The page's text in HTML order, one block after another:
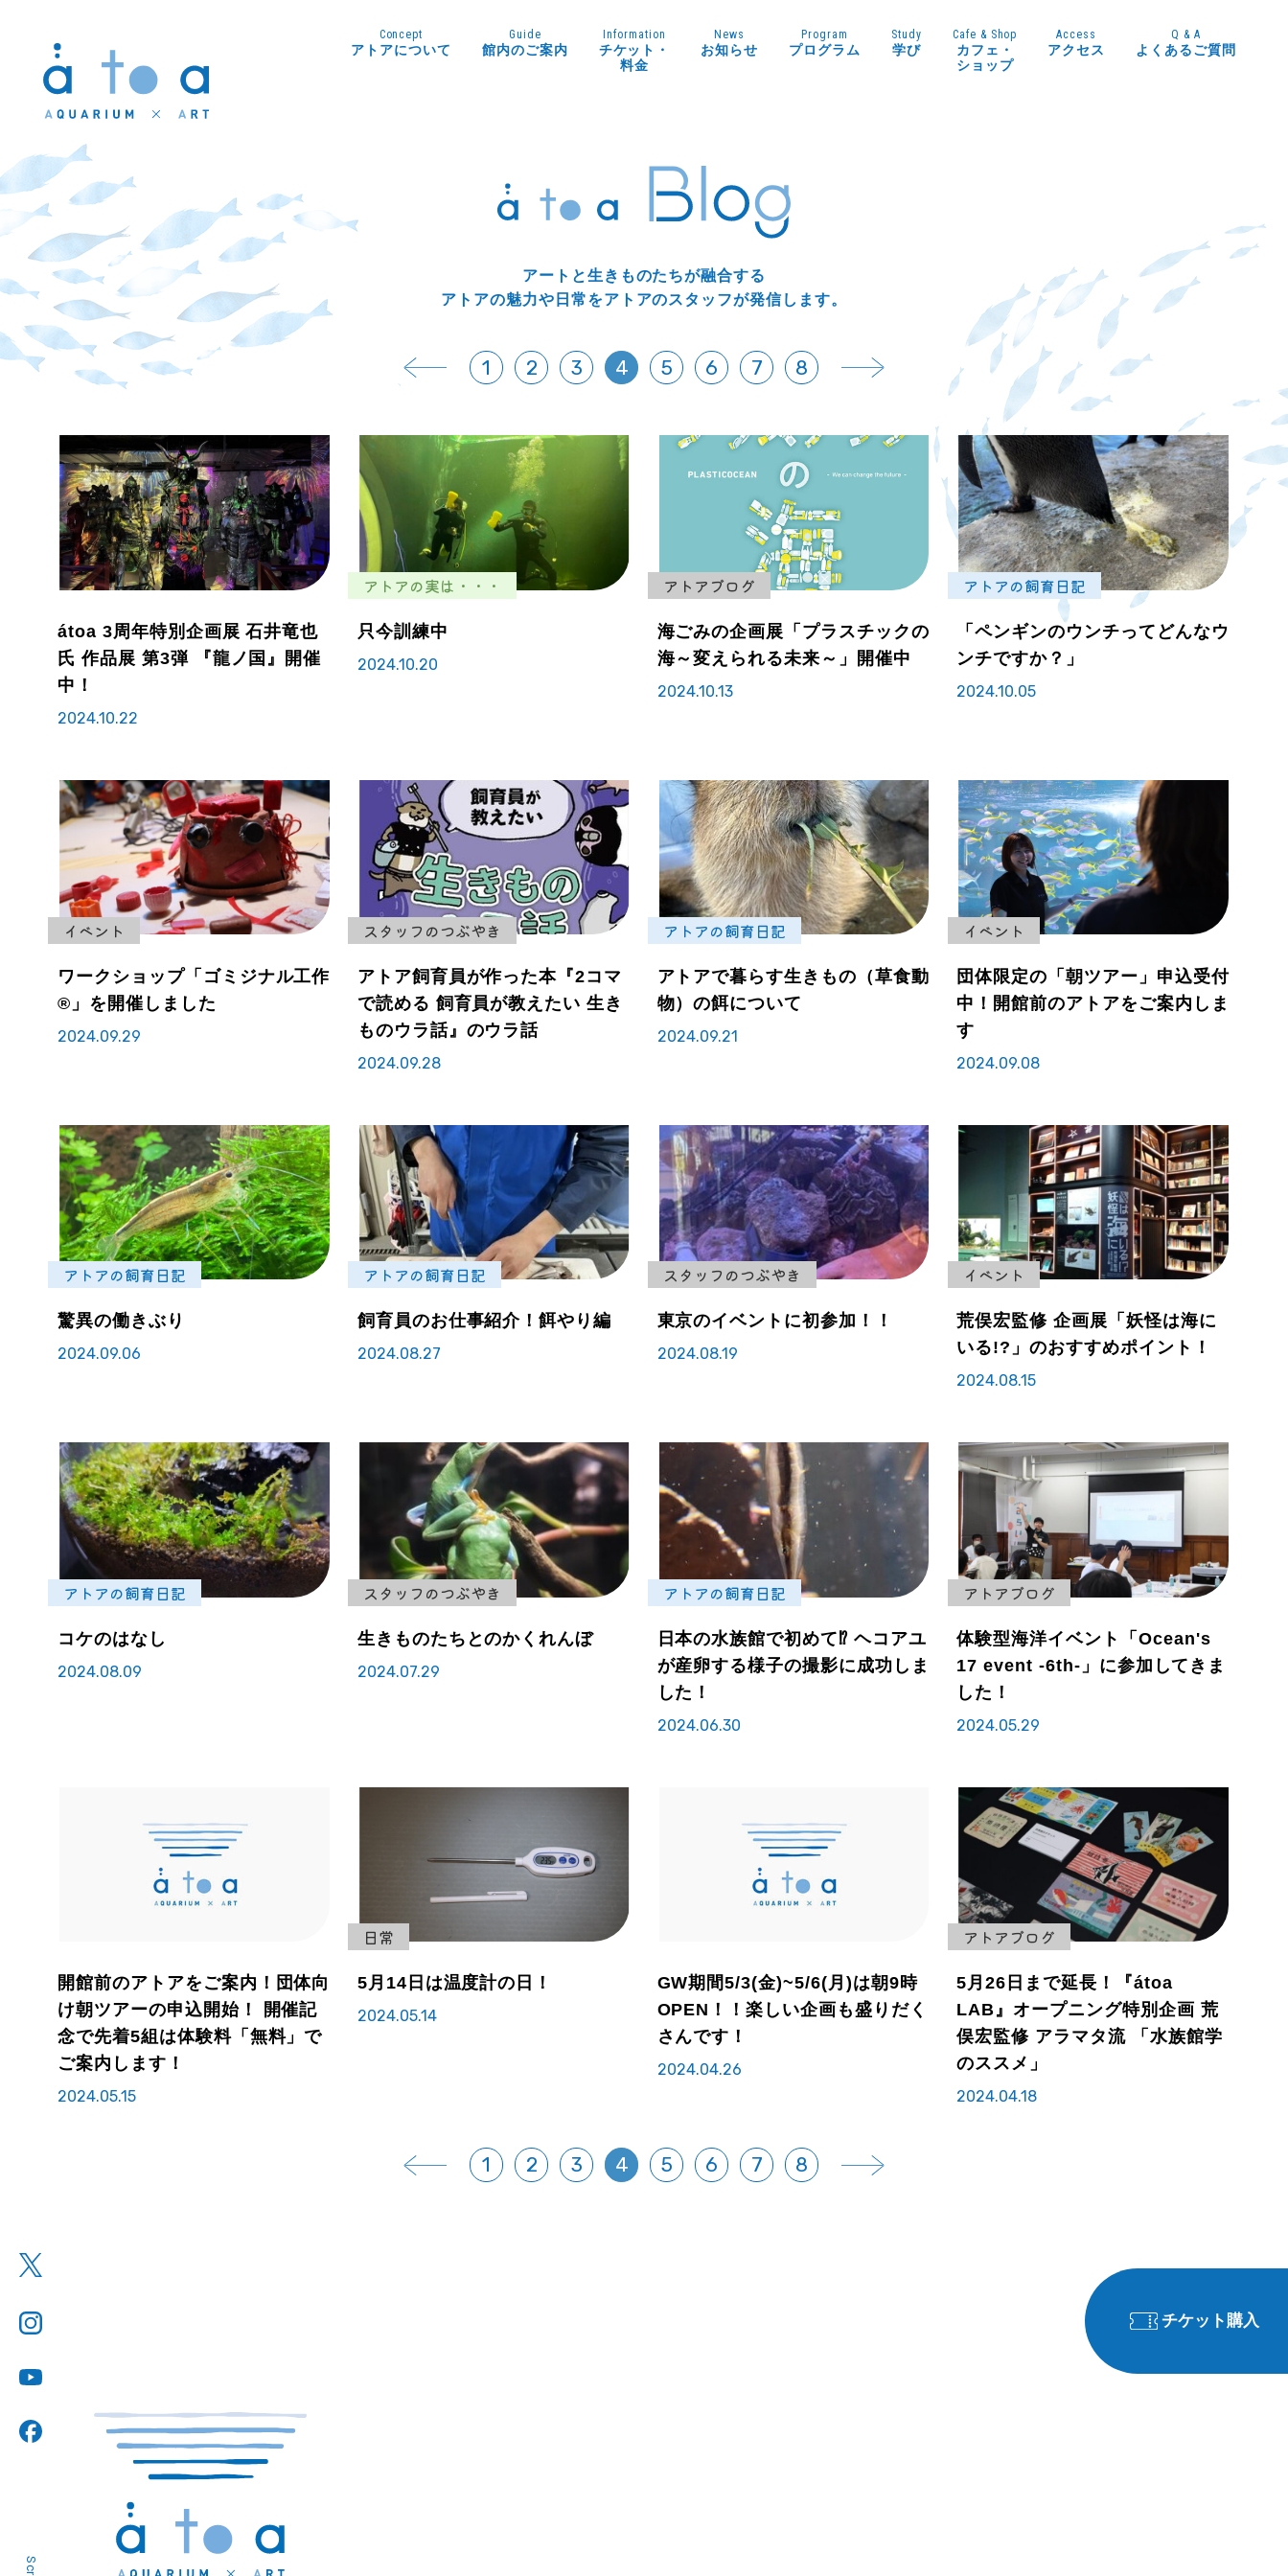
Concept
アトアについて
Guide
館内のご案内
Information
チケット・
料金
News
お知らせ
Program
プログラム
Study
学び
Cafe & Shop
カフェ・
ショップ
Access
アクセス
Q & A
よくあるご質問
アートと生きものたちが融合する
アトアの魅力や日常をアトアのスタッフが発信します。
1 2 3 4 5 6 7 8
átoa 3周年特別企画展 石井竜也
氏 作品展 第3弾 『龍ノ国』開催
中！
2024.10.22
アトアの実は・・・
只今訓練中
2024.10.20
アトアブログ
海ごみの企画展「プラスチックの
海～変えられる未来～」開催中
2024.10.13
アトアの飼育日記
「ペンギンのウンチってどんなウ
ンチですか？」
2024.10.05
イベント
ワークショップ「ゴミジナル工作
®」を開催しました
2024.09.29
スタッフのつぶやき
アトア飼育員が作った本『2コマ
で読める 飼育員が教えたい 生き
ものウラ話』のウラ話
2024.09.28
アトアの飼育日記
アトアで暮らす生きもの（草食動
物）の餌について
2024.09.21
イベント
団体限定の「朝ツアー」申込受付
中！開館前のアトアをご案内しま
す
2024.09.08
アトアの飼育日記
驚異の働きぶり
2024.09.06
アトアの飼育日記
飼育員のお仕事紹介！餌やり編
2024.08.27
スタッフのつぶやき
東京のイベントに初参加！！
2024.08.19
イベント
荒俣宏監修 企画展「妖怪は海に
いる!?」のおすすめポイント！
2024.08.15
アトアの飼育日記
コケのはなし
2024.08.09
スタッフのつぶやき
生きものたちとのかくれんぼ
2024.07.29
アトアの飼育日記
日本の水族館で初めて⁉ ヘコアユ
が産卵する様子の撮影に成功しま
した！
2024.06.30
アトアブログ
体験型海洋イベント「Ocean's
17 event -6th-」に参加してきま
した！
2024.05.29
開館前のアトアをご案内！団体向
け朝ツアーの申込開始！ 開催記
念で先着5組は体験料「無料」で
ご案内します！
2024.05.15
日常
5月14日は温度計の日！
2024.05.14
GW期間5/3(金)~5/6(月)は朝9時
OPEN！！楽しい企画も盛りだく
さんです！
2024.04.26
アトアブログ
5月26日まで延長！『átoa
LAB』オープニング特別企画 荒
俣宏監修 アラマタ流 「水族館学
のススメ」
2024.04.18
1 2 3 4 5 6 7 8
チケット購入